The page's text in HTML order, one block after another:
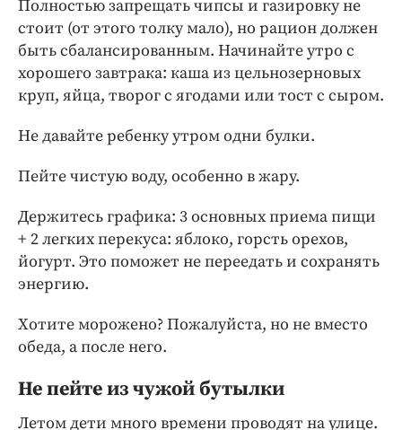
Полностью запрещать чипсы и газировку не
стоит (от этого толку мало), но рацион должен
быть сбалансированным. Начинайте утро с
хорошего завтрака: каша из цельнозерновых
круп, яйца, творог с ягодами или тост с сыром.
Не давайте ребенку утром одни булки.
Пейте чистую воду, особенно в жару.
Держитесь графика: 3 основных приема пищи
+ 2 легких перекуса: яблоко, горсть орехов,
йогурт. Это поможет не переедать и сохранять
энергию.
Хотите морожено? Пожалуйста, но не вместо
обеда, а после него.
Не пейте из чужой бутылки
Летом дети много времени проводят на улице.